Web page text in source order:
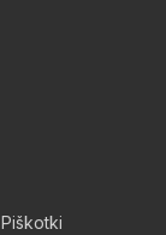
Piškotki